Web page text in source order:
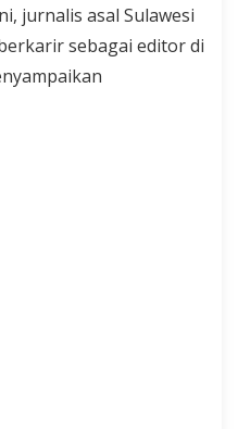
jurnalis asal Sulawesi
sebagai editor di